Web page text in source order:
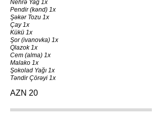
Nehrə Yağ 1x
Pendir (kənd) 1x
Şəkər Tozu 1x
Çay 1x
Kükü 1x
Şor (ivanovka) 1x
Qlazok 1x
Cem (alma) 1x
Malako 1x
Şokolad Yağı 1x
Təndir Çörəyi 1x
AZN 20